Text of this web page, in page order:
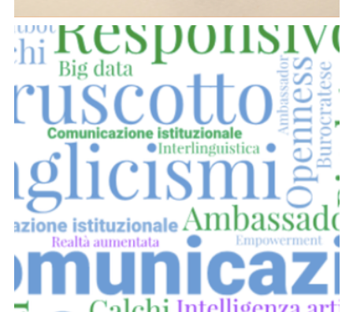
Osservatorio sulle minoranze linguistiche